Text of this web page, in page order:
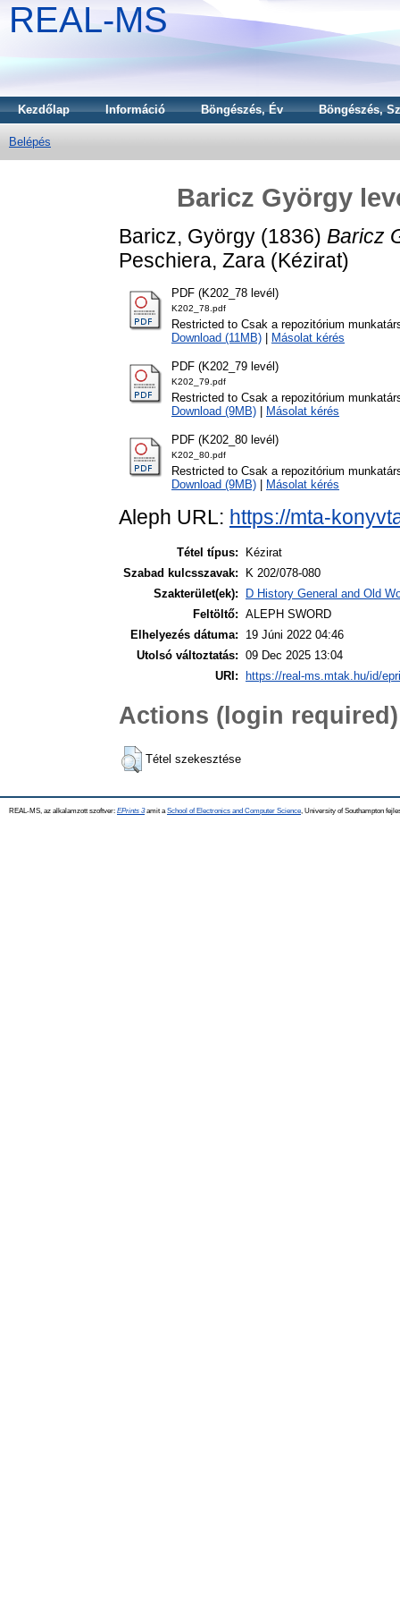
REAL-MS
Kezdőlap Információ Böngészés, Év Böngészés,
Belépés
Baricz György
Baricz, György (1836) Baricz
Peschiera, Zara (Kézirat)
PDF (K202_78 levél)
K202_78.pdf
Restricted to Csak a repozitórium
Download (11MB)
Másolat kérés
PDF (K202_79 levél)
K202_79.pdf
Restricted to Csak a repozitórium
Download (9MB)
Másolat kérés
PDF (K202_80 levél)
K202_80.pdf
Restricted to Csak a repozitórium
Download (9MB)
Másolat kérés
Aleph URL: https://mta-
Tétel típus:
Kézirat
Szabad kulcsszavak:
K 202/078-080
Szakterület(ek):
D History General and Old
Feltöltő: ALEPH SWORD
Elhelyezés dátuma:
19 Júni 2022 04:46
Utolsó változtatás: 09 Dec 2025 13:04
URI:
https://real-ms.mtak.hu/id/
Actions (login required)
Tétel szekesztése
REAL-MS, az alkalamzott szoftver: EPrints 3amit a School of Electronics and Computer Science , University of Southampton